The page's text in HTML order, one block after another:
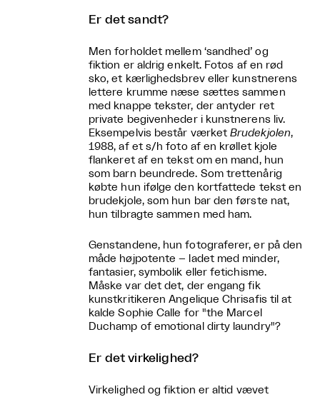
Er det sandt?
Men forholdet mellem ‘sandhed’ og
fiktion er aldrig enkelt. Fotos af en rød
sko, et kærlighedsbrev eller kunstnerens
lettere krumme næse sættes sammen
med knappe tekster, der antyder ret
private begivenheder i kunstnerens liv.
Eksempelvis består værketBrudekjolen,
1988, af et s/h foto af en krøllet kjole
flankeret af en tekst om en mand, hun
som barn beundrede. Som trettenårig
købte hun ifølge den kortfattede tekst en
brudekjole, som hun bar den første nat,
hun tilbragte sammen med ham.
Genstandene, hun fotograferer, er på den
måde højpotente – ladet med minder,
fantasier, symbolik eller fetichisme.
Måske var det det, der engang fik
kunstkritikeren Angelique Chrisafis til at
kalde Sophie Calle for "the Marcel
Duchamp of emotional dirty laundry"?
Er det virkelighed?
Virkelighed og fiktion er altid vævet